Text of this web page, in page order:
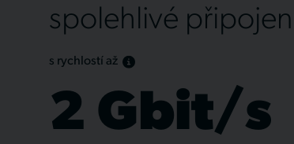
spolehlivé
s rychlostí až
2 Gbit/s